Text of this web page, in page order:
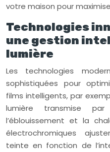
votre maison pour
Technologies
une gestion
lumière
Les technologies
sophistiquées pour
films intelligents, par
lumière transmise
l’éblouissement et la
électrochromiques
teinte en fonction de